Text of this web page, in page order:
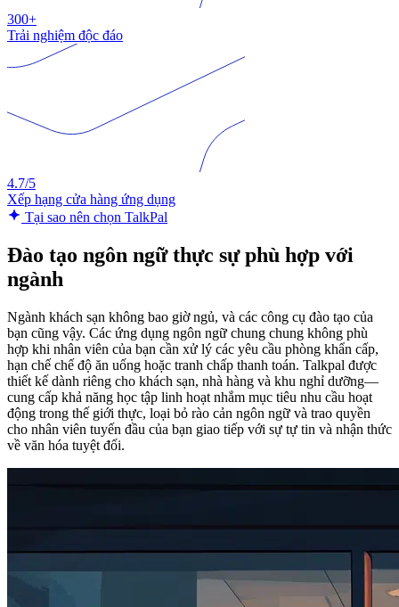
300+
Trải nghiệm độc đáo
4.7/5
Xếp hạng cửa hàng ứng dụng
Tại sao nên chọn TalkPal
Đào tạo ngôn ngữ thực sự phù hợp với
ngành
Ngành khách sạn không bao giờ ngủ, và các công cụ đào tạo của
bạn cũng vậy. Các ứng dụng ngôn ngữ chung chung không phù
hợp khi nhân viên của bạn cần xử lý các yêu cầu phòng khẩn cấp,
hạn chế chế độ ăn uống hoặc tranh chấp thanh toán. Talkpal được
thiết kế dành riêng cho khách sạn, nhà hàng và khu nghỉ dưỡng—
cung cấp khả năng học tập linh hoạt nhắm mục tiêu nhu cầu hoạt
động trong thế giới thực, loại bỏ rào cản ngôn ngữ và trao quyền
cho nhân viên tuyến đầu của bạn giao tiếp với sự tự tin và nhận thức
về văn hóa tuyệt đối.